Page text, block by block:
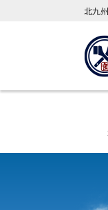
北九